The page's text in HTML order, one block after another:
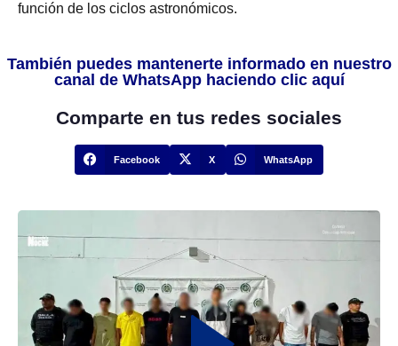
función de los ciclos astronómicos.
También puedes mantenerte informado en nuestro
canal de WhatsApp haciendo clic aquí
Comparte en tus redes sociales
Facebook X WhatsApp